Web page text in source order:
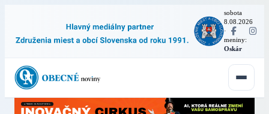
sobota
8.08.2026
·
meniny:
Oskár